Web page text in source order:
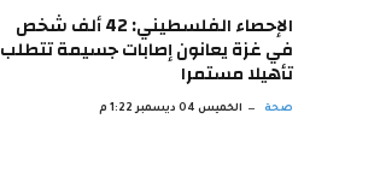
الإحصاء الفلسطيني: 42 ألف شخص
في غزة يعانون إصابات جسيمة تتطلب
تأهيلا مستمرا
صحة الخميس 04 ديسمبر 1:22 م